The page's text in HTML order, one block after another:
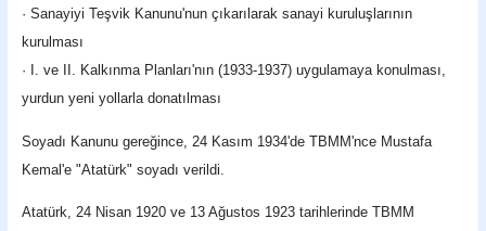
· Sanayiyi Teşvik Kanunu'nun çıkarılarak sanayi kuruluşlarının
kurulması
· I. ve II. Kalkınma Planları'nın (1933-1937) uygulamaya konulması,
yurdun yeni yollarla donatılması
Soyadı Kanunu gereğince, 24 Kasım 1934'de TBMM'nce Mustafa
Kemal'e "Atatürk" soyadı verildi.
Atatürk, 24 Nisan 1920 ve 13 Ağustos 1923 tarihlerinde TBMM